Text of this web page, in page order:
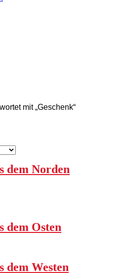
mit „Geschenk“
dem Norden
dem Osten
dem Westen